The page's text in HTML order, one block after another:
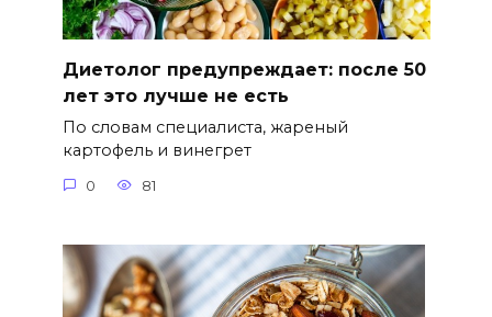
Диетолог предупреждает: после 50
лет это лучше не есть
По словам специалиста, жареный
картофель и винегрет
0 81